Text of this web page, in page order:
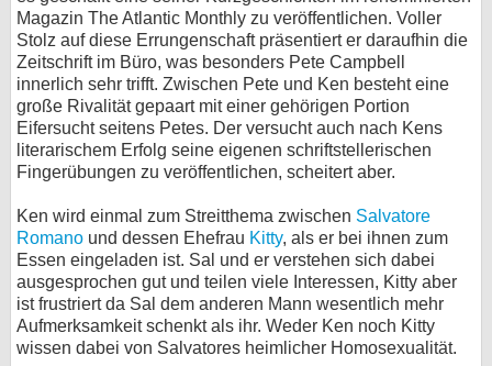
Magazin The Atlantic Monthly zu veröffentlichen. Voller
Stolz auf diese Errungenschaft präsentiert er daraufhin die
Zeitschrift im Büro, was besonders Pete Campbell
innerlich sehr trifft. Zwischen Pete und Ken besteht eine
große Rivalität gepaart mit einer gehörigen Portion
Eifersucht seitens Petes. Der versucht auch nach Kens
literarischem Erfolg seine eigenen schriftstellerischen
Fingerübungen zu veröffentlichen, scheitert aber.
Ken wird einmal zum Streitthema zwischen Salvatore
Romano und dessen Ehefrau Kitty, als er bei ihnen zum
Essen eingeladen ist. Sal und er verstehen sich dabei
ausgesprochen gut und teilen viele Interessen, Kitty aber
ist frustriert da Sal dem anderen Mann wesentlich mehr
Aufmerksamkeit schenkt als ihr. Weder Ken noch Kitty
wissen dabei von Salvatores heimlicher Homosexualität.
Cookie-Einstellungen
Impressum
Desktop-Ansicht
myFanbase